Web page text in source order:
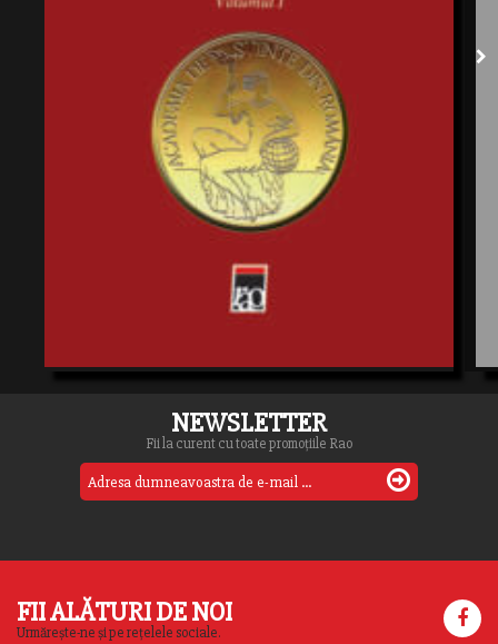
NEWSLETTER
Fii la curent cu toate promoțiile Rao
FII ALĂTURI DE NOI
Urmărește-ne și pe rețelele sociale.